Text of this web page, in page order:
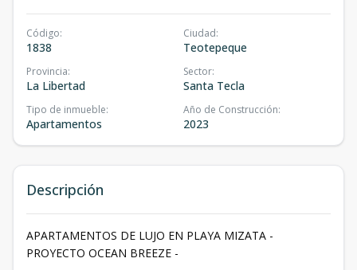
Código:
1838
Ciudad:
Teotepeque
Provincia:
La Libertad
Sector:
Santa Tecla
Tipo de inmueble:
Apartamentos
Año de Construcción:
2023
Descripción
APARTAMENTOS DE LUJO EN PLAYA MIZATA -
PROYECTO OCEAN BREEZE -